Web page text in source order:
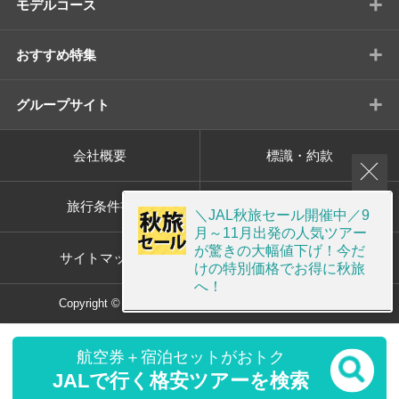
航空券＋宿泊セットがおトク
JALで行く格安ツアーを検索
モデルコース
おすすめ特集 +
グループサイト +
会社概要 標識・約款
旅行条件書 プライバシーポリシー
サイトマップ 画面共有サポート
Copyright © ORION TOUR Co.,Ltd. All rights reserved.
＼JAL秋旅セール開催中／9
月～11月出発の人気ツアー
が驚きの大幅値下げ！今だ
けの特別価格でお得に秋旅
へ！